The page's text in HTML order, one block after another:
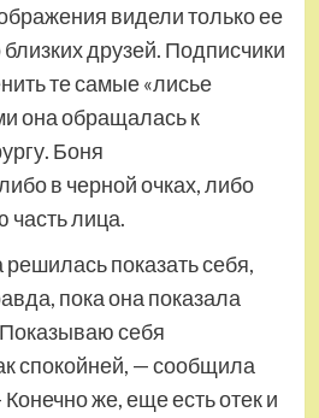
видели только ее
друзей. Подписчики
те самые «лисье
она обращалась к
Боня
в черной очках, либо
лица.
показать себя,
пока она показала
себя
спокойней, — сообщила
же, еще есть отек и